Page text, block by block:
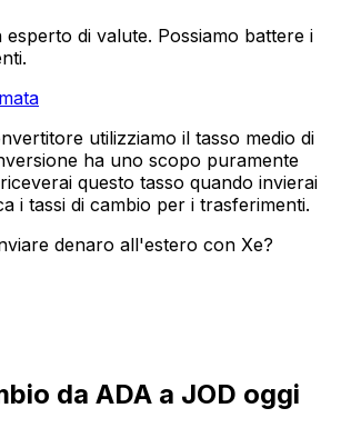
di valute. Possiamo battere i
utilizziamo il tasso medio di
ha uno scopo puramente
questo tasso quando invierai
i tassi di cambio per i trasferimenti.
denaro all'estero con Xe?
da ADA a JOD oggi